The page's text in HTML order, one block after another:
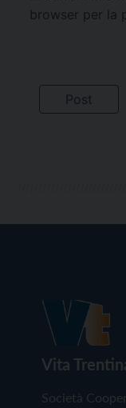
browser per la
Vita
Società